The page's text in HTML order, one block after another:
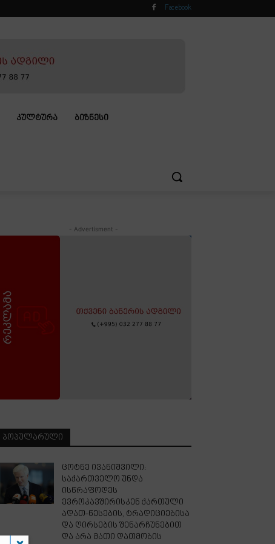
Facebook
ᲙᲣᲚᲢᲣᲠᲐ ᲑᲘᲖᲜᲔᲡᲘ
- Advertisment -
ᲞᲝᲞᲣᲚᲐᲠᲣᲚᲘ
ცოტნე ივანიშვილი:
საქართველო უნდა
ისწრაფოდეს
ევროკავშირისკენ ქართული
ადათ-წესების, ტრადიციებისა
და ღირსების შენარჩუნებით
და არა მათი დათმობის